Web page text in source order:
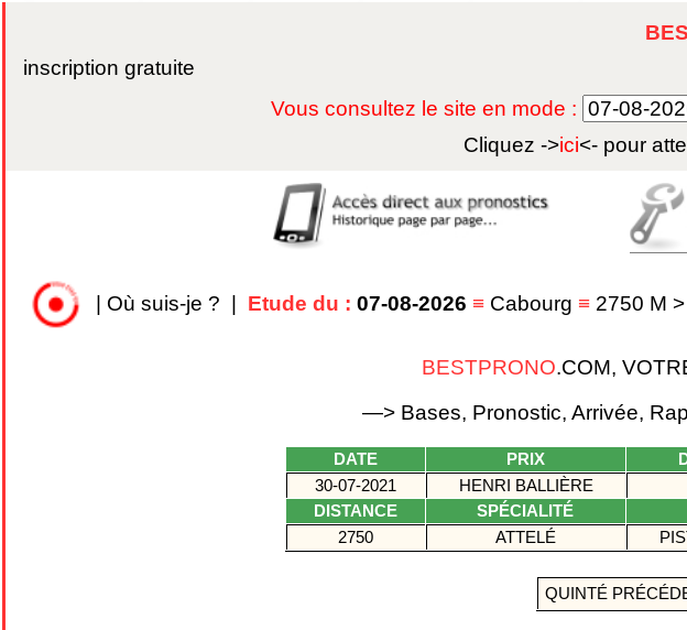
inscription gratuite
Vous consultez le site en mode :
Cliquez ->ici<- pour
| Où suis-je ? | Etude du : 07-08-2026 ≡ Cabourg ≡ 2750 M >
BESTPRONO.COM,
—> Bases, Pronostic, Arrivée,
DATE PRIX
30-07-2021
HENRI BALLIÈRE
DISTANCE
SPÉCIALITÉ
2750
ATTELÉ
QUINTÉ